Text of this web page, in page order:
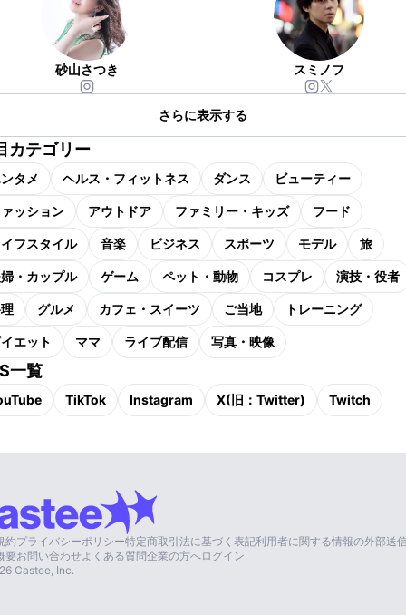
砂山さつき スミノフ
さらに表示する
カテゴリー
タメ ヘルス・フィットネス ダンス ビューティー
ッション アウトドア ファミリー・キッズ フード
フスタイル 音楽 ビジネス スポーツ モデル 旅
・カップル ゲーム ペット・動物 コスプレ 演技・役者
グルメ カフェ・スイーツ ご当地 トレーニング
エット ママ ライブ配信 写真・映像
一覧
TikTok Instagram X(旧：Twitter) Twitch
約プライバシーポリシー特定商取引法に基づく表記利用者に関する情報の外部送
要お問い合わせ よくある質問企業の方へログイン
Castee, Inc.